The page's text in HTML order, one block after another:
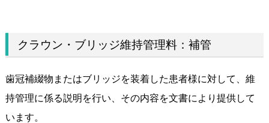
クラウン・ブリッジ維持管理料：補管
歯冠補綴物またはブリッジを装着した患者様に対して、維
持管理に係る説明を行い、その内容を文書により提供して
います。